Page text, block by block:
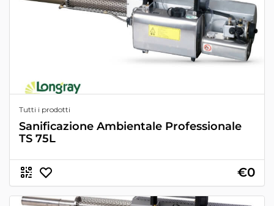
Tutti i prodotti
Sanificazione Ambientale Professionale
TS 75L
€0